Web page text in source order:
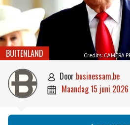
Credits: CAMERA
BUITENLAND
 door businessam.be
 maandag 15 juni 2026